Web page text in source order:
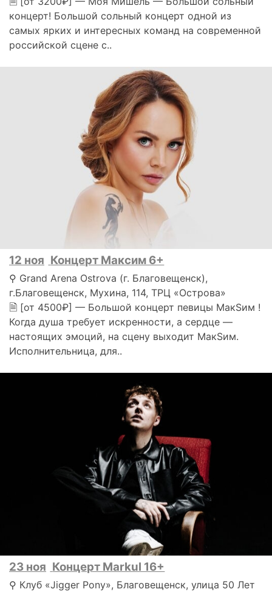
концерт! Большой сольный концерт одной из
самых ярких и интересных команд на современной
российской сцене с..
12 ноя Концерт Максим 6+
⚲ Grand Arena Ostrova (г. Благовещенск),
г.Благовещенск, Мухина, 114, ТРЦ «Острова»
🗎 [от 4500₽] — Большой концерт певицы МакSим !
Когда душа требует искренности, а сердце —
настоящих эмоций, на сцену выходит МакSим.
Исполнительница, для..
23 ноя Концерт Markul 16+
⚲ Клуб «Jigger Pony», Благовещенск, улица 50 Лет